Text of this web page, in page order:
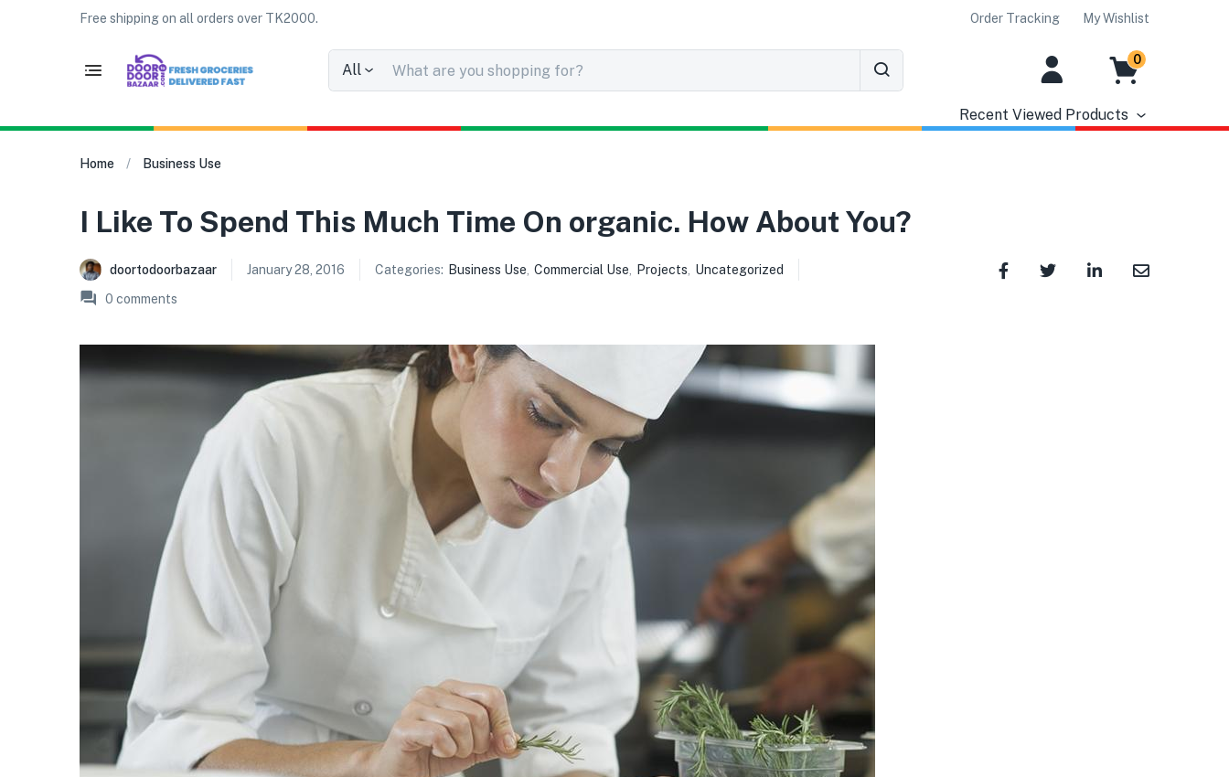
Free shipping on all orders over TK2000. Order Tracking My Wishlist
All
0
Recent Viewed Products
Home Business Use
I Like To Spend This Much Time On organic. How About You?
doortodoorbazaar January 28, 2016 Categories: Business Use Commercial Use Projects
Uncategorized
0 comments